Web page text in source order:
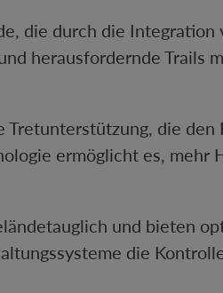
die durch die
herausfordernde Trails
die den
ermöglicht es, mehr
und bieten
die